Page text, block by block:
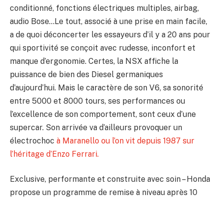
conditionné, fonctions électriques multiples, airbag,
audio Bose…Le tout, associé à une prise en main facile,
a de quoi déconcerter les essayeurs d’il y a 20 ans pour
qui sportivité se conçoit avec rudesse, inconfort et
manque d’ergonomie. Certes, la NSX affiche la
puissance de bien des Diesel germaniques
d’aujourd’hui. Mais le caractère de son V6, sa sonorité
entre 5000 et 8000 tours, ses performances ou
l’excellence de son comportement, sont ceux d’une
supercar. Son arrivée va d’ailleurs provoquer un
électrochoc à Maranello ou l’on vit depuis 1987 sur
l’héritage d’Enzo Ferrari.
Exclusive, performante et construite avec soin – Honda
propose un programme de remise à niveau après 10